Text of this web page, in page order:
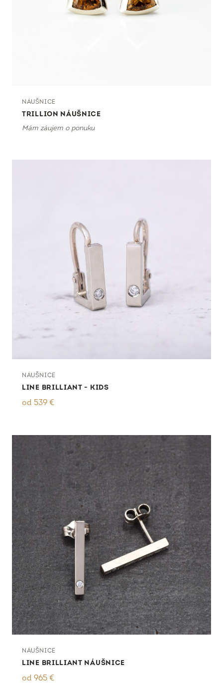
NÁUŠNICE
TRILLION NÁUŠNICE
Mám záujem o ponuku
NÁUŠNICE
LINE BRILLIANT - KIDS
od 539 €
NÁUŠNICE
LINE BRILLIANT NÁUŠNICE
od 965 €